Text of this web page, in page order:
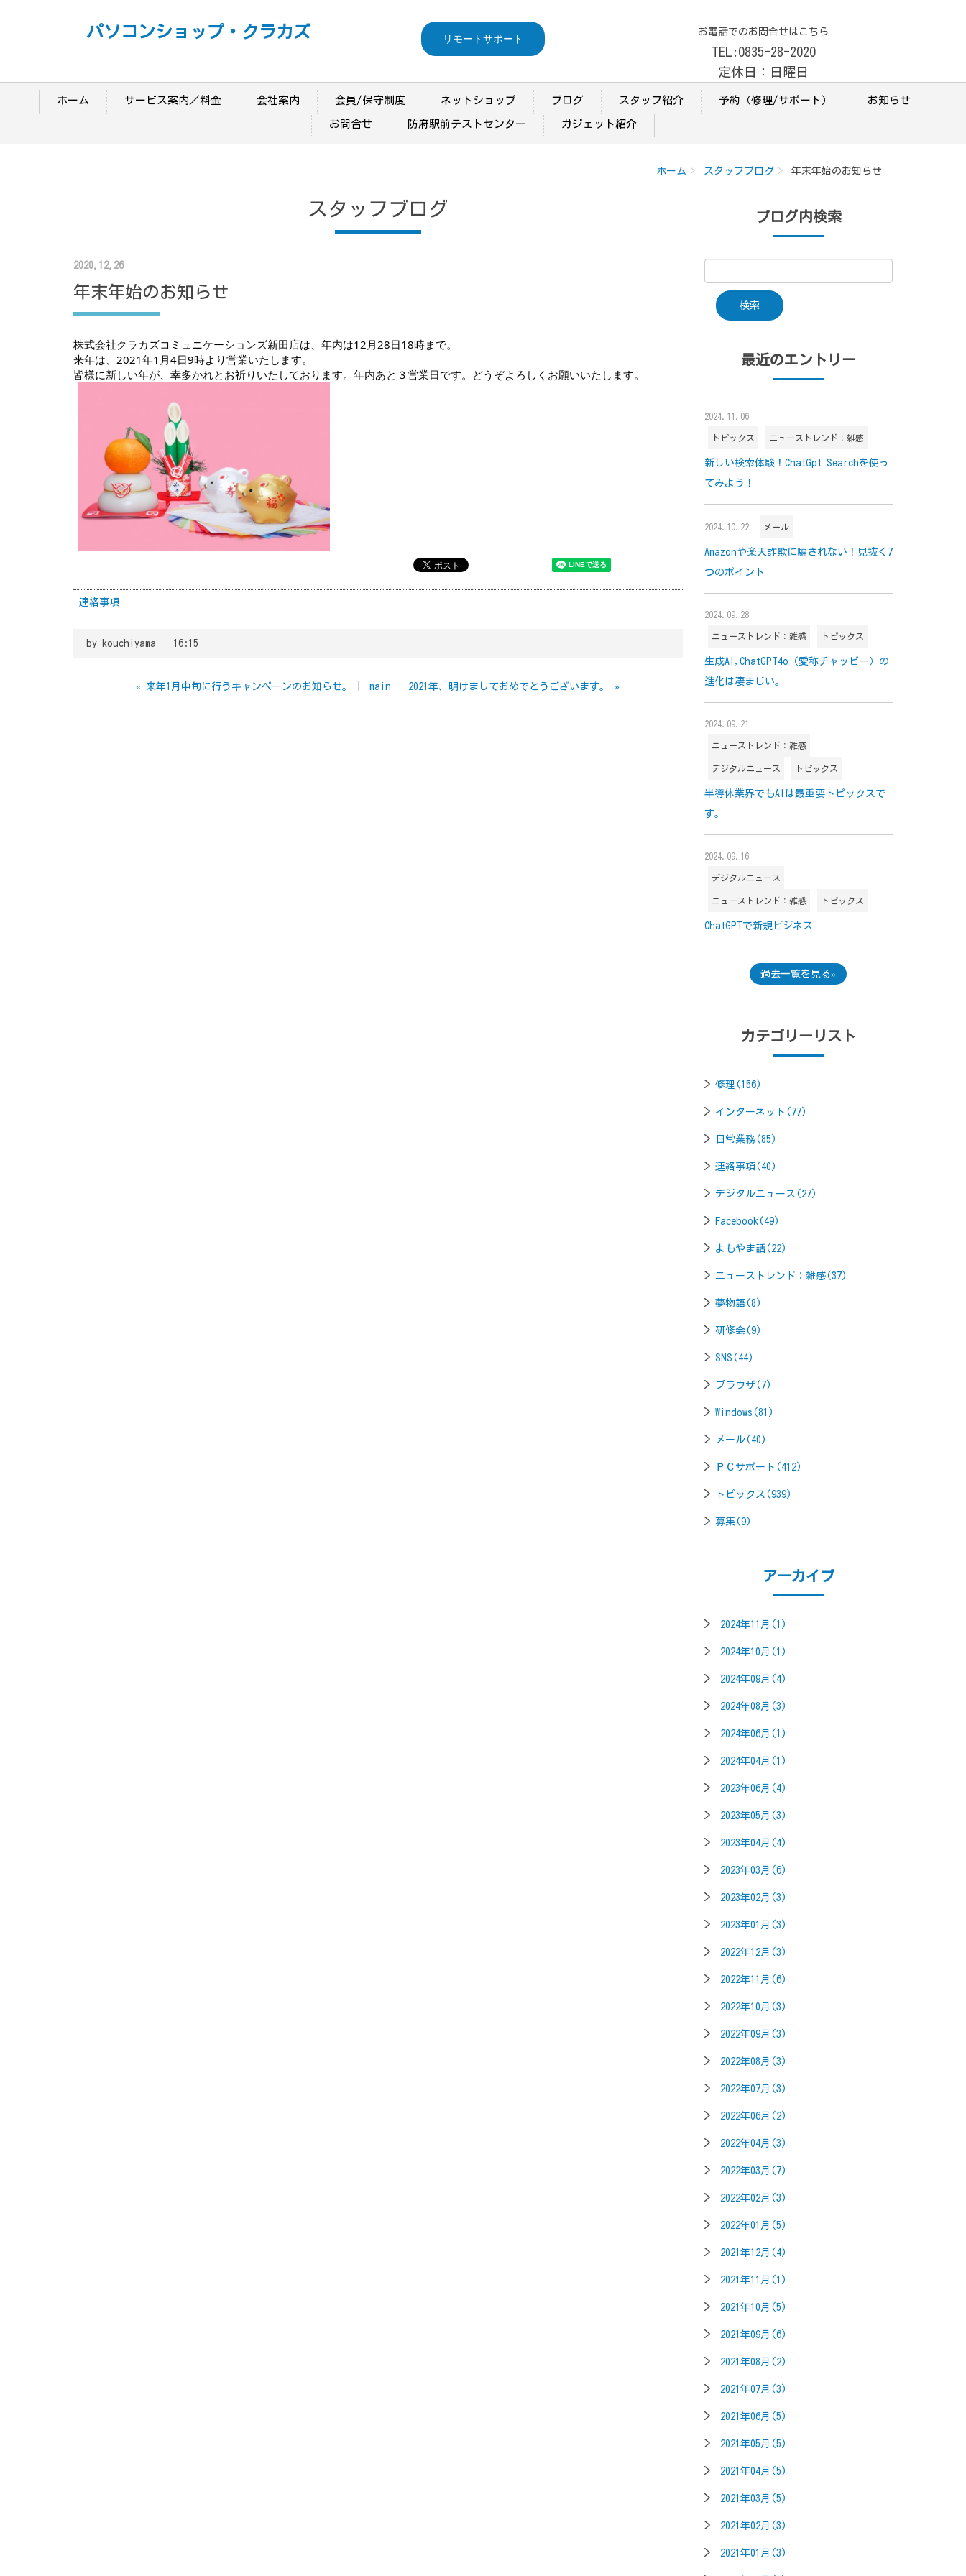
パソコンショップ・クラカズ リモートサポート
お電話でのお問合せはこちら
TEL:0835-28-2020
定休日：日曜日
ホーム サービス案内／料金 会社案内 会員/保守制度 ネットショップ ブログ スタッフ紹介 予約（修理/サポート） お知らせ
お問合せ 防府駅前テストセンター ガジェット紹介
ホーム スタッフブログ 年末年始のお知らせ
スタッフブログ
2020.12.26
年末年始のお知らせ
株式会社クラカズコミュニケーションズ新田店は、年内は12月28日18時まで。
来年は、2021年1月4日9時より営業いたします。
皆様に新しい年が、幸多かれとお祈りいたしております。年内あと３営業日です。どうぞよろしくお願いいたします。
連絡事項
by kouchiyama 16:15
«来年1月中旬に行うキャンペーンのお知らせ。 main 2021年、明けましておめでとうございます。 »
ブログ内検索
最近のエントリー
2024.11.06
トピックス ニューストレンド：雑感
新しい検索体験！ChatGpt Searchを使っ
てみよう！
2024.10.22 メール
Amazonや楽天詐欺に騙されない！見抜く7
つのポイント
2024.09.28
ニューストレンド：雑感 トピックス
生成AI,ChatGPT4o（愛称チャッピー）の
進化は凄まじい。
2024.09.21
ニューストレンド：雑感
デジタルニュース トピックス
半導体業界でもAIは最重要トピックスで
す。
2024.09.16
デジタルニュース
ニューストレンド：雑感 トピックス
ChatGPTで新規ビジネス
過去一覧を見る
カテゴリーリスト
修理(156)
インターネット(77)
日常業務(85)
連絡事項(40)
デジタルニュース(27)
Facebook(49)
よもやま話(22)
ニューストレンド：雑感(37)
夢物語(8)
研修会(9)
SNS(44)
ブラウザ(7)
Windows(81)
メール(40)
ＰＣサポート(412)
トピックス(939)
募集(9)
アーカイブ
2024年11月(1)
2024年10月(1)
2024年09月(4)
2024年08月(3)
2024年06月(1)
2024年04月(1)
2023年06月(4)
2023年05月(3)
2023年04月(4)
2023年03月(6)
2023年02月(3)
2023年01月(3)
2022年12月(3)
2022年11月(6)
2022年10月(3)
2022年09月(3)
2022年08月(3)
2022年07月(3)
2022年06月(2)
2022年04月(3)
2022年03月(7)
2022年02月(3)
2022年01月(5)
2021年12月(4)
2021年11月(1)
2021年10月(5)
2021年09月(6)
2021年08月(2)
2021年07月(3)
2021年06月(5)
2021年05月(5)
2021年04月(5)
2021年03月(5)
2021年02月(3)
2021年01月(3)